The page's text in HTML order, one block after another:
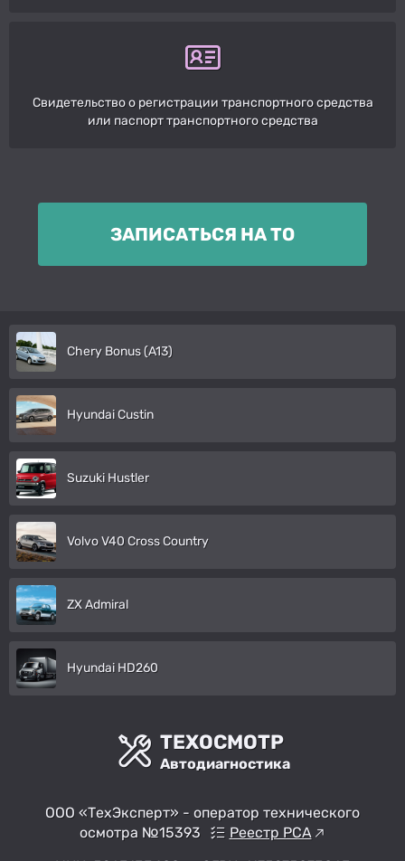
Свидетельство о регистрации транспортного средства
или паспорт транспортного средства
ЗАПИСАТЬСЯ НА ТО
Chery Bonus (A13)
Hyundai Custin
Suzuki Hustler
Volvo V40 Cross Country
ZX Admiral
Hyundai HD260
ТЕХОСМОТР
Автодиагностика
ООО «ТехЭксперт» - оператор технического
осмотра №15393
Реестр РСА